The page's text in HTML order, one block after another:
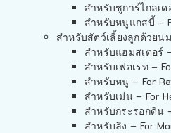
สำหรับชูการ์ไกลเ
สำหรับหนูแกสบี้ –
สำหรับสัตว์เลี้ยงลูกด้วยน
สำหรับแฮมสเตอร์
สำหรับเฟอเรท –
สำหรับหนู – For
สำหรับเม่น – For
สำหรับกระรอกดิน
สำหรับลิง – For